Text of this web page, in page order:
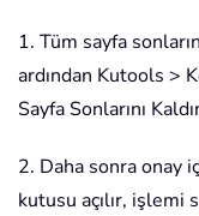
1. Tüm sayfa
ardından Kutools >
Sayfa Sonlarını
2. Daha sonra onay
kutusu açılır, işlemi